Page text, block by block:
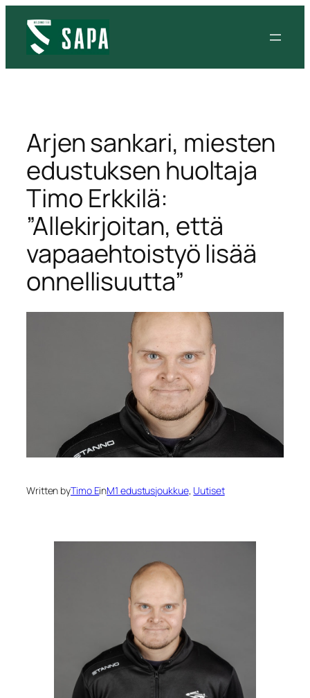
sisältöön
Arjen sankari, miesten
edustuksen huoltaja
Timo Erkkilä:
”Allekirjoitan, että
vapaaehtoistyö lisää
onnellisuutta”
Written byTimo EinM1 edustusjoukkue, Uutiset